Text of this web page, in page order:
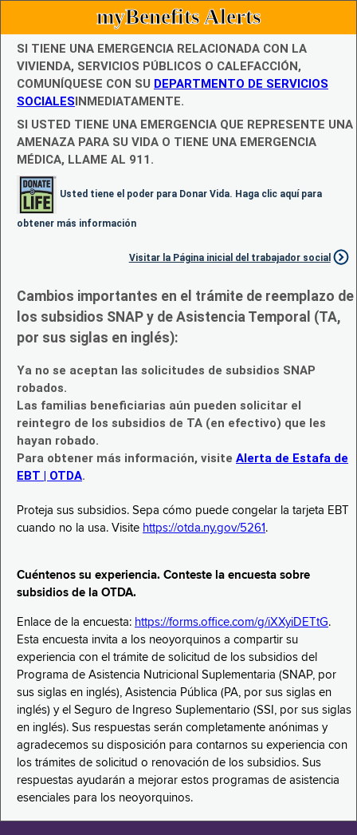
myBenefits Alerts
SI TIENE UNA EMERGENCIA RELACIONADA CON LA
VIVIENDA, SERVICIOS PÚBLICOS O CALEFACCIÓN,
COMUNÍQUESE CON SU DEPARTMENTO DE SERVICIOS
SOCIALESINMEDIATAMENTE.
SI USTED TIENE UNA EMERGENCIA QUE REPRESENTE UNA
AMENAZA PARA SU VIDA O TIENE UNA EMERGENCIA
MÉDICA, LLAME AL 911.
Usted tiene el poder para Donar Vida. Haga clic aquí para
obtener más información
Visitar la Página inicial del trabajador social
Cambios importantes en el trámite de reemplazo de
los subsidios SNAP y de Asistencia Temporal (TA,
por sus siglas en inglés):
Ya no se aceptan las solicitudes de subsidios SNAP
robados.
Las familias beneficiarias aún pueden solicitar el
reintegro de los subsidios de TA (en efectivo) que les
hayan robado.
Para obtener más información, visite Alerta de Estafa de
EBT | OTDA.
Proteja sus subsidios. Sepa cómo puede congelar la tarjeta EBT
cuando no la usa. Visite https://otda.ny.gov/5261 .
Cuéntenos su experiencia. Conteste la encuesta sobre
subsidios de la OTDA.
Enlace de la encuesta: https://forms.office.com/g/iXXyiDETtG.
Esta encuesta invita a los neoyorquinos a compartir su
experiencia con el trámite de solicitud de los subsidios del
Programa de Asistencia Nutricional Suplementaria (SNAP, por
sus siglas en inglés), Asistencia Pública (PA, por sus siglas en
inglés) y el Seguro de Ingreso Suplementario (SSI, por sus siglas
en inglés). Sus respuestas serán completamente anónimas y
agradecemos su disposición para contarnos su experiencia con
los trámites de solicitud o renovación de los subsidios. Sus
respuestas ayudarán a mejorar estos programas de asistencia
esenciales para los neoyorquinos.